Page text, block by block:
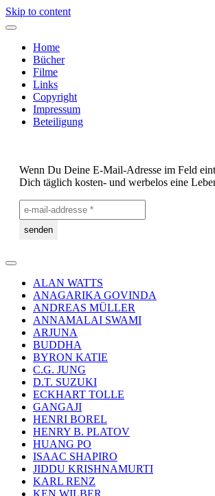
Skip to content
Home
Bücher
Filme
Links
Copyright
Impressum
Beteiligung
Wenn Du Deine E-Mail-Adresse im Feld
Dich täglich kosten- und werbelos eine
ALAN WATTS
ANAGARIKA GOVINDA
ANDREAS MÜLLER
ANNAMALAI SWAMI
ARJUNA
BUDDHA
BYRON KATIE
C.G. JUNG
D.T. SUZUKI
ECKHART TOLLE
GANGAJI
HENRI BOREL
HENRY B. PLATOV
HUANG PO
ISAAC SHAPIRO
JIDDU KRISHNAMURTI
KARL RENZ
KEN WILBER